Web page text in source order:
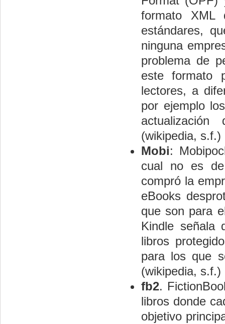
formato XML
estándares,
ninguna
problema de
este formato
lectores, a
por ejemplo
(wikipedia, s.f.)
Mobi:
cual no es
compró la
eBooks
que son para
Kindle señala
libros
para los que
(wikipedia, s.f.)
fb2.
libros donde
objetivo